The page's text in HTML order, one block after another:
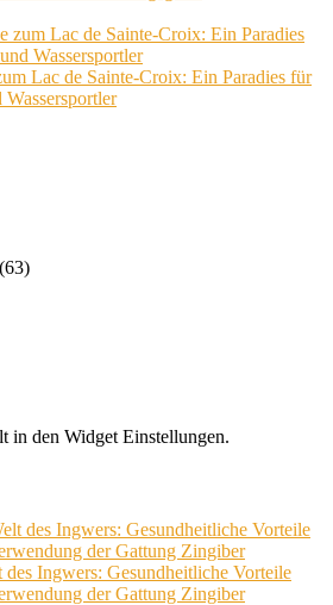
Lac de Sainte-Croix: Ein Paradies für
(63)
in den Widget Einstellungen.
Ingwers: Gesundheitliche Vorteile
der Gattung Zingiber